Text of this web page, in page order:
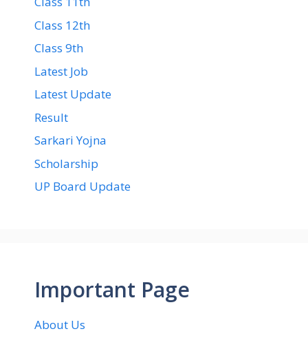
Class 12th
Class 9th
Latest Job
Latest Update
Result
Sarkari Yojna
Scholarship
UP Board Update
Important Page
About Us